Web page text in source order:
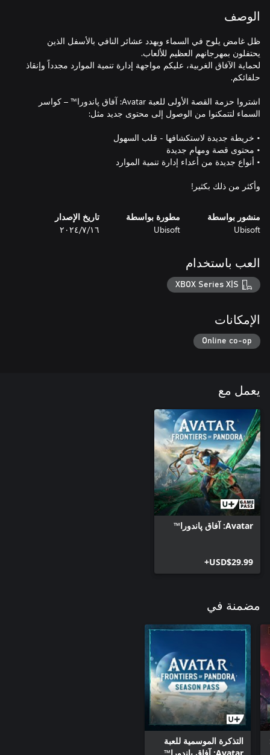
الوصف
ظل غامض يلوح في السماء ويهدد عشائر النافي بالأسفل الذين
لحماية الآفاق الغربية، عليكم مواجهة إدارة تنمية الموارد مجدداً وإنقاذ
اشتروا حزمة القصة الأولى للعبة Avatar: آفاق پاندورا™ – كواسر
وأكثر من ذلك بكثير!
منشور بواسطة
Ubisoft
مطورة بواسطة
Ubisoft
تاريخ الإصدار
١٦‏/٧‏/٢٠٢٤
العب باستخدام
XBOX Series X|S
الإمكانات
Online co-op
يعمل مع
Avatar: آفاق پاندورا™
USD$29.99+
مضمنة في
التذكرة الموسمية للعبة